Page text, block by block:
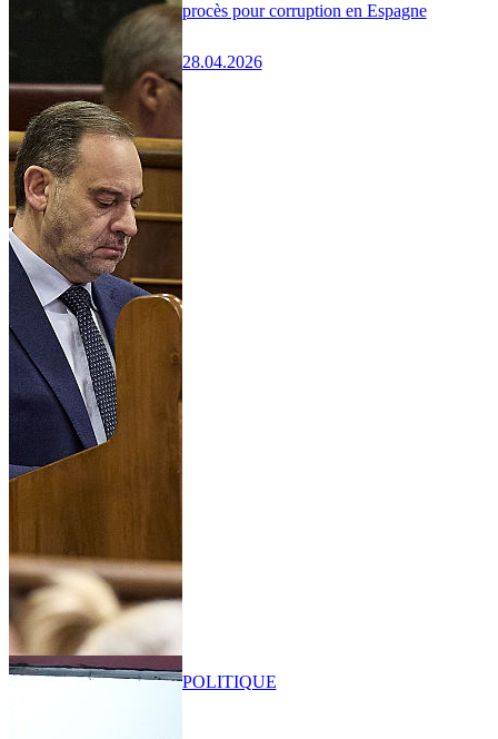
procès pour corruption en Espagne
28.04.2026
POLITIQUE